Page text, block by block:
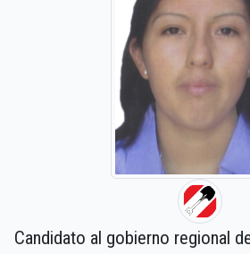
Candidato al gobierno regional